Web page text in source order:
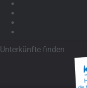
Unterkünfte finden